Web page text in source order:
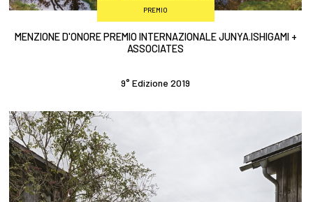
PREMIO
MENZIONE D'ONORE PREMIO INTERNAZIONALE JUNYA.ISHIGAMI +
ASSOCIATES
9° Edizione 2019